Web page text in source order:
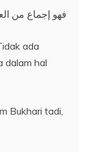
فهو إجماع من
ada
dalam hal
Bukhari tadi,